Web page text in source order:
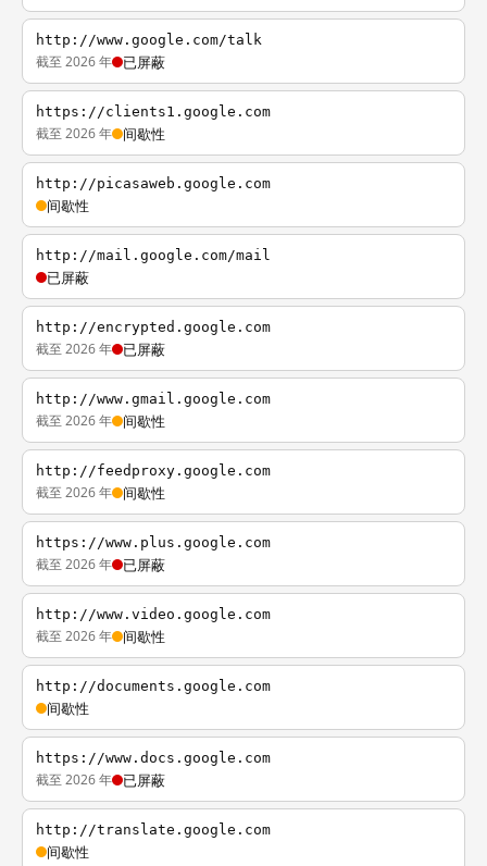
http://www.google.com/talk
截至 2026 年 已屏蔽
https://clients1.google.com
截至 2026 年 间歇性
http://picasaweb.google.com
间歇性
http://mail.google.com/mail
已屏蔽
http://encrypted.google.com
截至 2026 年 已屏蔽
http://www.gmail.google.com
截至 2026 年 间歇性
http://feedproxy.google.com
截至 2026 年 间歇性
https://www.plus.google.com
截至 2026 年 已屏蔽
http://www.video.google.com
截至 2026 年 间歇性
http://documents.google.com
间歇性
https://www.docs.google.com
截至 2026 年 已屏蔽
http://translate.google.com
间歇性